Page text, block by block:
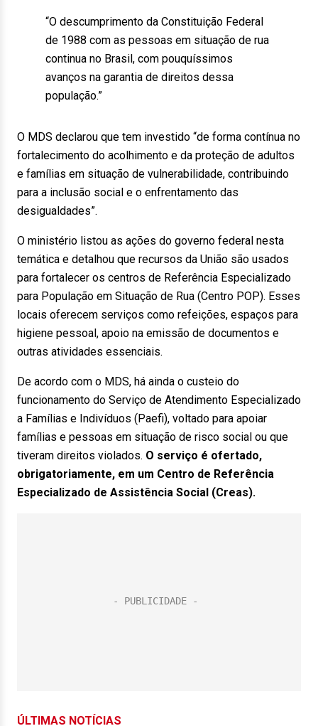
“O descumprimento da Constituição Federal
de 1988 com as pessoas em situação de rua
continua no Brasil, com pouquíssimos
avanços na garantia de direitos dessa
população.”
O MDS declarou que tem investido “de forma contínua no
fortalecimento do acolhimento e da proteção de adultos
e famílias em situação de vulnerabilidade, contribuindo
para a inclusão social e o enfrentamento das
desigualdades”.
O ministério listou as ações do governo federal nesta
temática e detalhou que recursos da União são usados
para fortalecer os centros de Referência Especializado
para População em Situação de Rua (Centro POP). Esses
locais oferecem serviços como refeições, espaços para
higiene pessoal, apoio na emissão de documentos e
outras atividades essenciais.
De acordo com o MDS, há ainda o custeio do
funcionamento do Serviço de Atendimento Especializado
a Famílias e Indivíduos (Paefi), voltado para apoiar
famílias e pessoas em situação de risco social ou que
tiveram direitos violados. O serviço é ofertado,
obrigatoriamente, em um Centro de Referência
Especializado de Assistência Social (Creas).